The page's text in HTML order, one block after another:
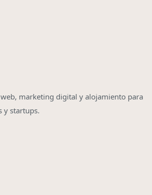
marketing digital y alojamiento para
y startups.